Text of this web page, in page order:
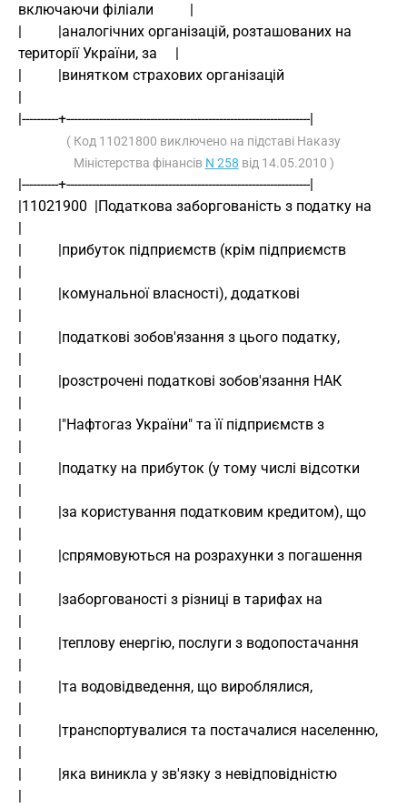
включаючи філіали          |
|          |аналогічних організацій, розташованих на
території України, за     |
|          |винятком страхових організацій
|
|----------+-------------------------------------------------------------------|
( Код 11021800 виключено на підставі Наказу
Міністерства фінансів N 258 від 14.05.2010 )
|----------+-------------------------------------------------------------------|
|11021900  |Податкова заборгованість з податку на
|
|          |прибуток підприємств (крім підприємств
|
|          |комунальної власності), додаткові
|
|          |податкові зобов'язання з цього податку,
|
|          |розстрочені податкові зобов'язання НАК
|
|          |"Нафтогаз України" та її підприємств з
|
|          |податку на прибуток (у тому числі відсотки
|
|          |за користування податковим кредитом), що
|
|          |спрямовуються на розрахунки з погашення
|
|          |заборгованості з різниці в тарифах на
|
|          |теплову енергію, послуги з водопостачання
|
|          |та водовідведення, що вироблялися,
|
|          |транспортувалися та постачалися населенню,
|
|          |яка виникла у зв'язку з невідповідністю
|